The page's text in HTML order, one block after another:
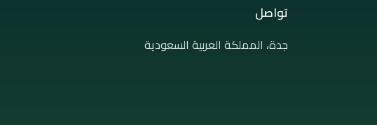
تواصل
جدة، المملكة العربية السعودية